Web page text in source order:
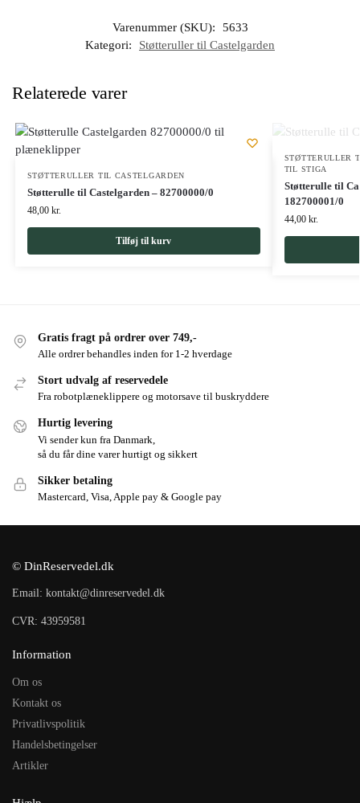
Varenummer (SKU):
5633
Kategori:
Støtteruller til Castelgarden
Relaterede varer
STØTTERULLER TIL CASTELGARDEN
Støtterulle til Castelgarden – 82700000/0
48,00 kr.
Tilføj til kurv
STØTTERULLER
TIL STIGA
Støtterulle til
182700001/0
44,00 kr.
Gratis fragt på ordrer over 749,-
Alle ordrer behandles inden for 1-2 hverdage
Stort udvalg af reservedele
Fra robotplæneklippere og motorsave til buskryddere
Hurtig levering
Vi sender kun fra Danmark,
så du får dine varer hurtigt og sikkert
Sikker betaling
Mastercard, Visa, Apple pay & Google pay
© DinReservedel.dk
Email: kontakt@dinreservedel.dk
CVR: 43959581
Information
Om os
Kontakt os
Privatlivspolitik
Handelsbetingelser
Artikler